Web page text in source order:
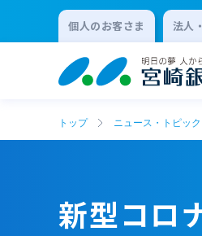
個人のお客さま 法人
トップ ニュース・トピック
新型コロ